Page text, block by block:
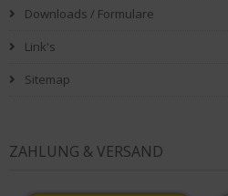
Downloads / Formulare
Link's
Sitemap
ZAHLUNG & VERSAND